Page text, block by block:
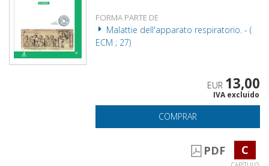
FORMA PARTE DE
Malattie dell'apparato respiratorio. - (
ECM ; 27)
EUR 13,00
IVA excluido
COMPRAR
PDF C